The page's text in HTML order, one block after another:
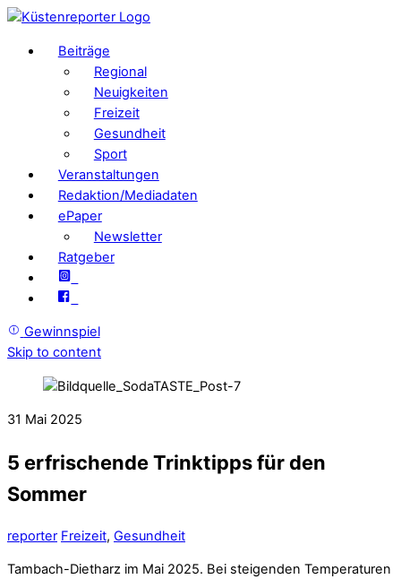
Beiträge
Regional
Neuigkeiten
Freizeit
Gesundheit
Sport
Veranstaltungen
Redaktion/Mediadaten
ePaper
Newsletter
Ratgeber
Gewinnspiel
Skip to content
31 Mai 2025
5 erfrischende Trinktipps für den
Sommer
reporter Freizeit, Gesundheit
Tambach-Dietharz im Mai 2025. Bei steigenden Temperaturen